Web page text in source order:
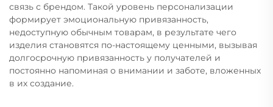
связь с брендом. Такой уровень персонализации
формирует эмоциональную привязанность,
недоступную обычным товарам, в результате чего
изделия становятся по-настоящему ценными, вызывая
долгосрочную привязанность у получателей и
постоянно напоминая о внимании и заботе, вложенных
в их создание.